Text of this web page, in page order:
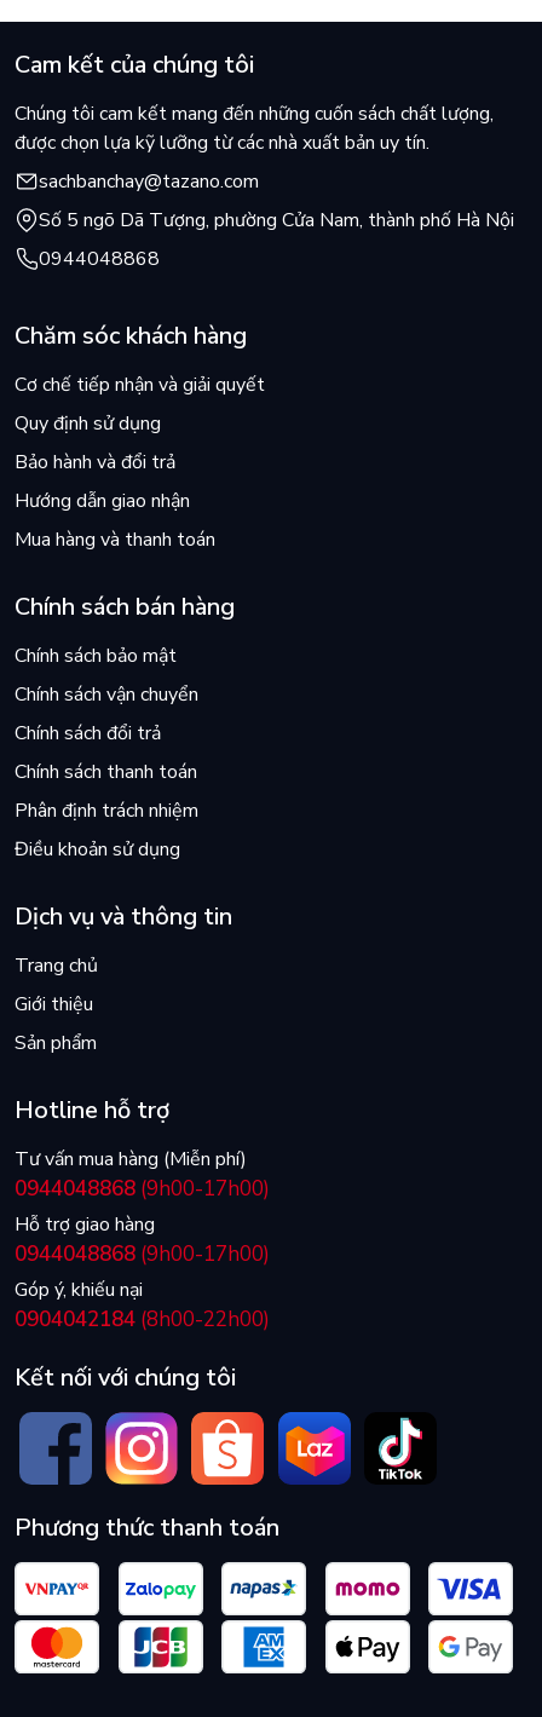
Cam kết của chúng tôi
Chúng tôi cam kết mang đến những cuốn sách chất lượng,
được chọn lựa kỹ lưỡng từ các nhà xuất bản uy tín.
sachbanchay@tazano.com
Số 5 ngõ Dã Tượng, phường Cửa Nam, thành phố Hà Nội
0944048868
Chăm sóc khách hàng
Cơ chế tiếp nhận và giải quyết
Quy định sử dụng
Bảo hành và đổi trả
Hướng dẫn giao nhận
Mua hàng và thanh toán
Chính sách bán hàng
Chính sách bảo mật
Chính sách vận chuyển
Chính sách đổi trả
Chính sách thanh toán
Phân định trách nhiệm
Điều khoản sử dụng
Dịch vụ và thông tin
Trang chủ
Giới thiệu
Sản phẩm
Hotline hỗ trợ
Tư vấn mua hàng (Miễn phí)
0944048868 (9h00-17h00)
Hỗ trợ giao hàng
0944048868 (9h00-17h00)
Góp ý, khiếu nại
0904042184 (8h00-22h00)
Kết nối với chúng tôi
Phương thức thanh toán